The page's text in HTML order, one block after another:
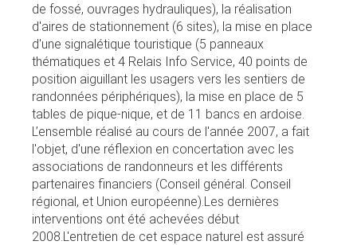
de fossé, ouvrages hydrauliques), la réalisation
d'aires de stationnement (6 sites), la mise en place
d'une signalétique touristique (5 panneaux
thématiques et 4 Relais Info Service, 40 points de
position aiguillant les usagers vers les sentiers de
randonnées périphériques), la mise en place de 5
tables de pique-nique, et de 11 bancs en ardoise.
L’ensemble réalisé au cours de l'année 2007, a fait
l'objet, d'une réflexion en concertation avec les
associations de randonneurs et les différents
partenaires financiers (Conseil général. Conseil
régional, et Union européenne).Les dernières
interventions ont été achevées début
2008.L'entretien de cet espace naturel est assuré